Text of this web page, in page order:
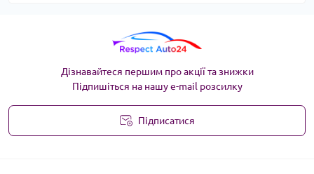
Дізнавайтеся першим про акції та знижки
Підпишіться на нашу e-mail розсилку
Підписатися